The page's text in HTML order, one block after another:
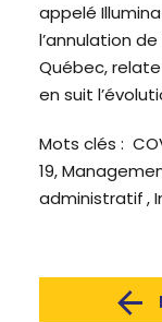
appelé
l’annulation
Québec,
en suit
Mots clés :
19,
administratif ,